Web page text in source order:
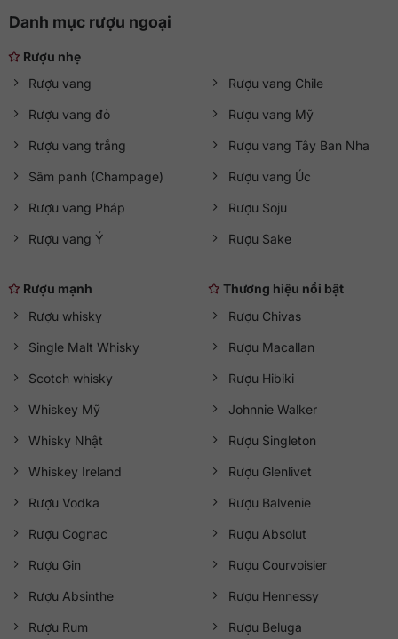
Hướng dẫn thưởng thức Liberty School
Cabernet Sauvignon trọn vẹn
Vang nên được uống ở nhiệt độ từ 16-18 độ C, hãy kết hợp
thêm các món ăn ngon như thịt bò, thịt lợn, thịt dê, thịt cừu
hoặc các món hải sản để làm cho bữa ăn thêm ý vị.
Danh mục rượu ngoại
Rượu nhẹ
Rượu vang
Rượu vang đỏ
Rượu vang trắng
Sâm panh (Champage)
Rượu vang Pháp
Rượu vang Ý
Rượu vang Chile
Rượu vang Mỹ
Rượu vang Tây Ban Nha
Rượu vang Úc
Rượu Soju
Rượu Sake
Rượu mạnh
Rượu whisky
Single Malt Whisky
Scotch whisky
Whiskey Mỹ
Whisky Nhật
Whiskey Ireland
Rượu Vodka
Rượu Cognac
Rượu Gin
Rượu Absinthe
Rượu Rum
Thương hiệu nổi bật
Rượu Chivas
Rượu Macallan
Rượu Hibiki
Johnnie Walker
Rượu Singleton
Rượu Glenlivet
Rượu Balvenie
Rượu Absolut
Rượu Courvoisier
Rượu Hennessy
Rượu Beluga